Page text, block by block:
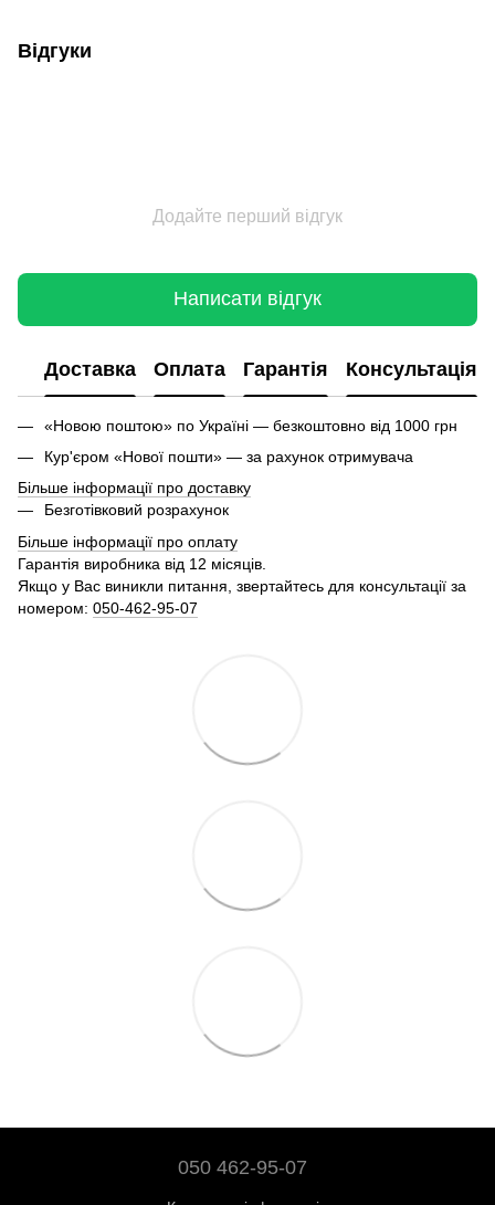
Відгуки
Додайте перший відгук
Написати відгук
Доставка Оплата Гарантія Консультація
«Новою поштою» по Україні — безкоштовно від 1000 грн
Кур'єром «Нової пошти» — за рахунок отримувача
Більше інформації про доставку
Безготівковий розрахунок
Більше інформації про оплату
Гарантія виробника від 12 місяців.
Якщо у Вас виникли питання, звертайтесь для консультації за
номером: 050-462-95-07
050 462-95-07